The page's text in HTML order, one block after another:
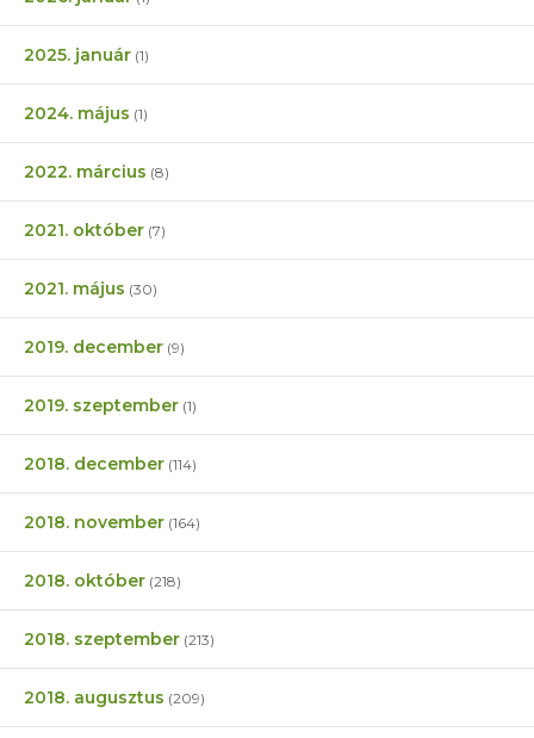
2025. január (1)
2024. május (1)
2022. március (8)
2021. október (7)
2021. május (30)
2019. december (9)
2019. szeptember (1)
2018. december (114)
2018. november (164)
2018. október (218)
2018. szeptember (213)
2018. augusztus (209)